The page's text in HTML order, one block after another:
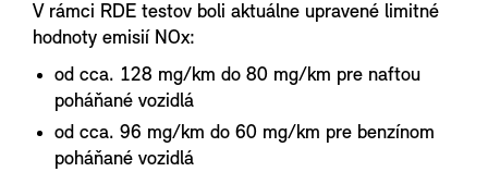
V rámci RDE testov boli aktuálne upravené limitné
hodnoty emisií NOx:
od cca. 128 mg/km do 80 mg/km pre naftou
poháňané vozidlá
od cca. 96 mg/km do 60 mg/km pre benzínom
poháňané vozidlá